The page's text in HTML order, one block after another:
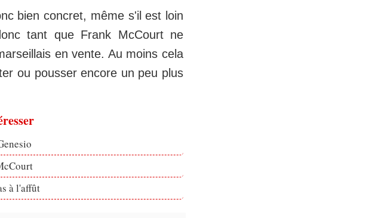
bien concret, même s'il est loin
tant que Frank McCourt ne
en vente. Au moins cela
ou pousser encore un peu plus
à l'affût